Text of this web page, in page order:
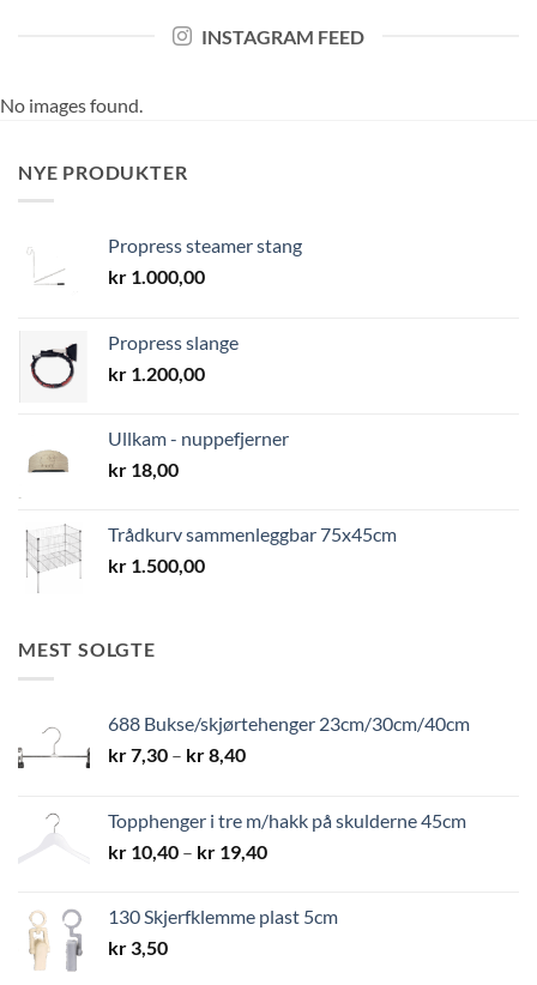
INSTAGRAM FEED
No images found.
NYE PRODUKTER
Propress steamer stang
kr 1.000,00
Propress slange
kr 1.200,00
Ullkam - nuppefjerner
kr 18,00
Trådkurv sammenleggbar 75x45cm
kr 1.500,00
MEST SOLGTE
688 Bukse/skjørtehenger 23cm/30cm/40cm
kr7,30 – kr8,40Prisområde:
kr 8,40
Topphenger i tre m/hakk på skulderne 45cm
kr 10,40 – kr 19,40Prisområde:
kr 19,40
130 Skjerfklemme plast 5cm
kr 3,50